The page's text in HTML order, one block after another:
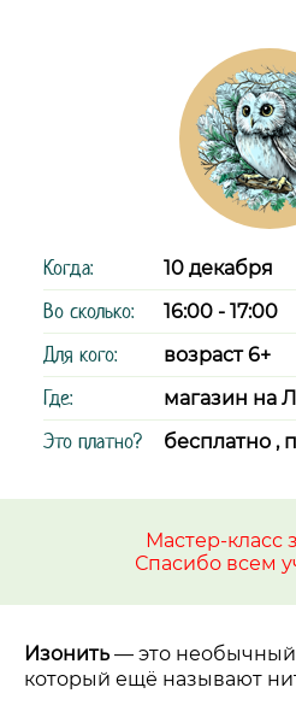
Когда: 10 декабря
Во сколько: 16:00 - 17:00
Для кого: возраст 6+
Где: магазин на
Это платно? бесплатно ,
Мастер-класс
Спасибо всем
Изонить — это
который ещё называют